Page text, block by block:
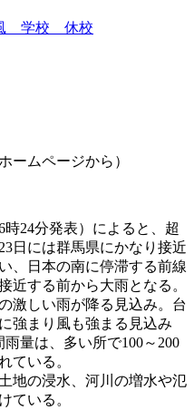
学校 休校
ームページから）
24分発表）によると、超
日には群馬県にかなり接近
、日本の南に停滞する前線
近する前から大雨となる。
激しい雨が降る見込み。台
強まり風も強まる見込み
量は、多い所で100～200
ている。
地の浸水、河川の増水や氾
ている。